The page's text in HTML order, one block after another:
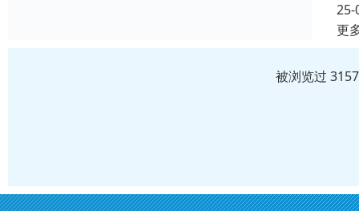
25-
更
被浏览过